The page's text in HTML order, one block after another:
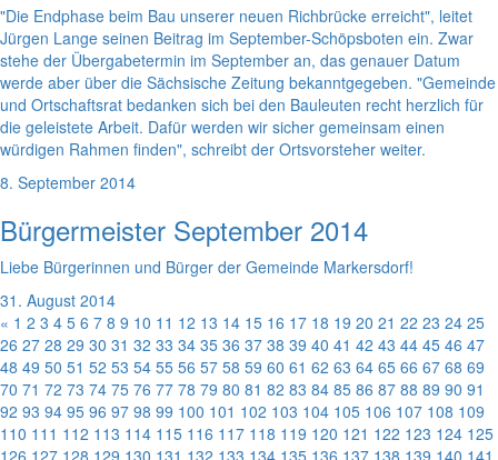
"Die Endphase beim Bau unserer neuen Richbrücke erreicht", leitet
Jürgen Lange seinen Beitrag im September-Schöpsboten ein. Zwar
stehe der Übergabetermin im September an, das genauer Datum
werde aber über die Sächsische Zeitung bekanntgegeben. "Gemeinde
und Ortschaftsrat bedanken sich bei den Bauleuten recht herzlich für
die geleistete Arbeit. Dafür werden wir sicher gemeinsam einen
würdigen Rahmen finden", schreibt der Ortsvorsteher weiter.
8. September 2014
Bürgermeister September 2014
Liebe Bürgerinnen und Bürger der Gemeinde Markersdorf!
31. August 2014
« 1 2 3 4 5 6 7 8 9 10 11 12 13 14 15 16 17 18 19 20 21 22 23 24 25
26 27 28 29 30 31 32 33 34 35 36 37 38 39 40 41 42 43 44 45 46 47
48 49 50 51 52 53 54 55 56 57 58 59 60 61 62 63 64 65 66 67 68 69
70 71 72 73 74 75 76 77 78 79 80 81 82 83 84 85 86 87 88 89 90 91
92 93 94 95 96 97 98 99 100 101 102 103 104 105 106 107 108 109
110 111 112 113 114 115 116 117 118 119 120 121 122 123 124 125